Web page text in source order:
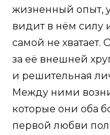
жизненный опыт,
видит в нём силу
самой не хватает.
за её внешней
и решительная
Между ними
которые они оба
первой любви